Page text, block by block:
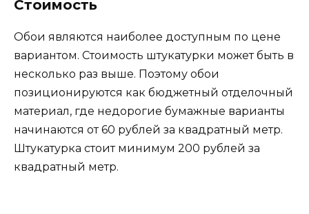
Стоимость
Обои являются наиболее доступным по цене
вариантом. Стоимость штукатурки может быть в
несколько раз выше. Поэтому обои
позиционируются как бюджетный отделочный
материал, где недорогие бумажные варианты
начинаются от 60 рублей за квадратный метр.
Штукатурка стоит минимум 200 рублей за
квадратный метр.